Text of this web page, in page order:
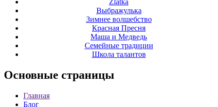
Zlatka
Выбражулька
Зимнее волшебство
Красная Пресня
Маша и Медведь
Семейные традиции
Школа талантов
Основные страницы
Главная
Блог